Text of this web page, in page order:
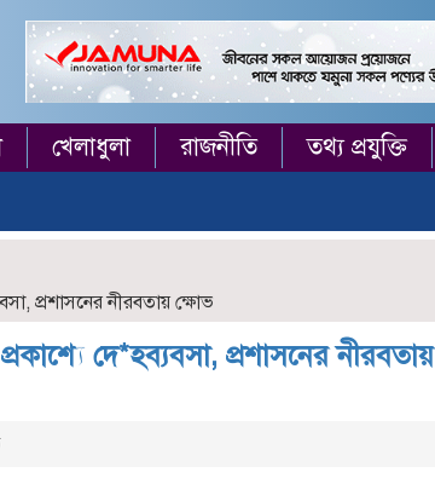
খেলাধুলা রাজনীতি তথ্য প্রযুক্তি
প্রশাসনের নীরবতায় ক্ষোভ
দে*হব্যবসা, প্রশাসনের নীরবতায়